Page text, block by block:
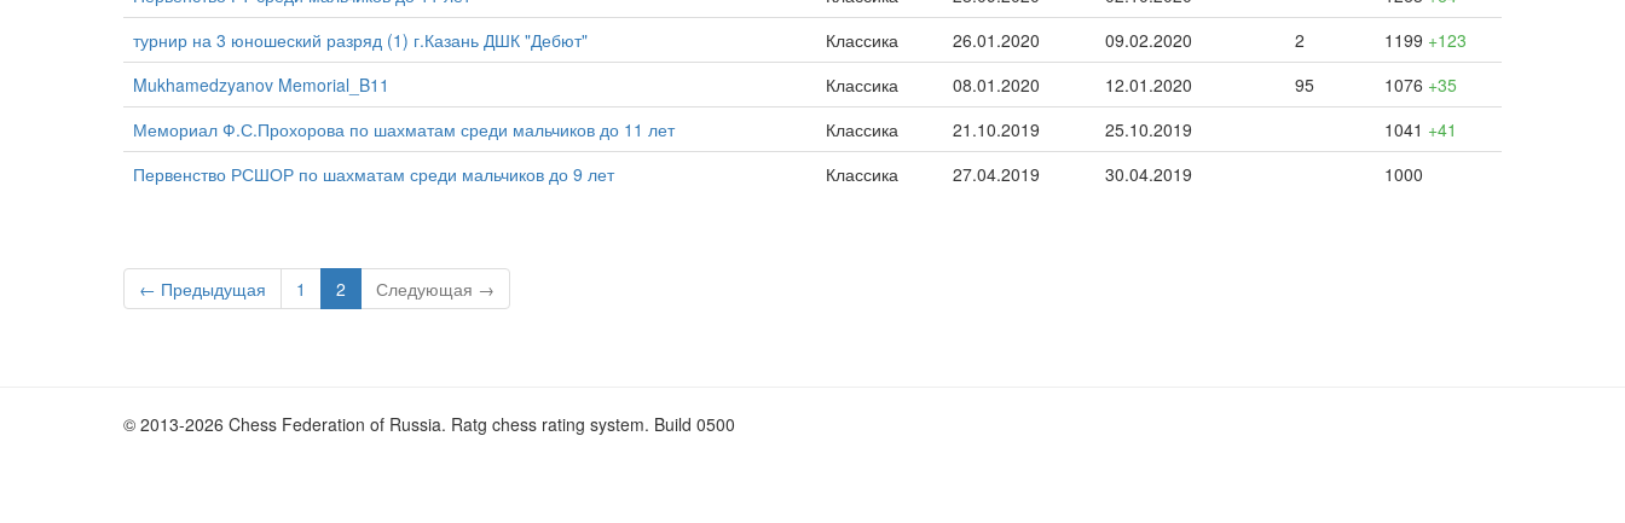
турнир на 3 юношеский разряд (1) г.Казань ДШК "Дебют"
Классика 26.01.2020 09.02.2020 2 1199 +123
Mukhamedzyanov Memorial_B11
Классика 08.01.2020 12.01.2020 95 1076 +35
Мемориал Ф.С.Прохорова по шахматам среди мальчиков до 11 лет
Классика 21.10.2019 25.10.2019 1041 +41
Первенство РСШОР по шахматам среди мальчиков до 9 лет
Классика 27.04.2019 30.04.2019 1000
← Предыдущая 1 2 Следующая →
© 2013-2026 Chess Federation of Russia. Ratg chess rating system. Build 0500